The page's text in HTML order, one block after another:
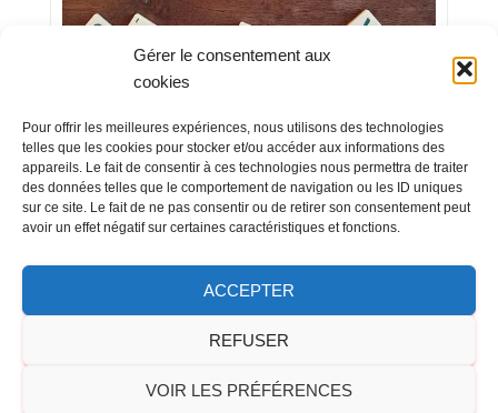
Gérer le consentement aux
cookies
Pour offrir les meilleures expériences, nous utilisons des technologies
telles que les cookies pour stocker et/ou accéder aux informations des
appareils. Le fait de consentir à ces technologies nous permettra de traiter
des données telles que le comportement de navigation ou les ID uniques
sur ce site. Le fait de ne pas consentir ou de retirer son consentement peut
avoir un effet négatif sur certaines caractéristiques et fonctions.
ACCEPTER
REFUSER
VOIR LES PRÉFÉRENCES